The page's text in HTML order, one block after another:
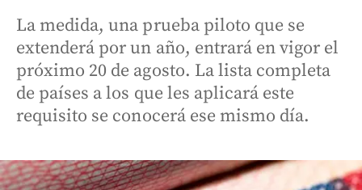
La medida, una prueba piloto que se
extenderá por un año, entrará en vigor el
próximo 20 de agosto. La lista completa
de países a los que les aplicará este
requisito se conocerá ese mismo día.